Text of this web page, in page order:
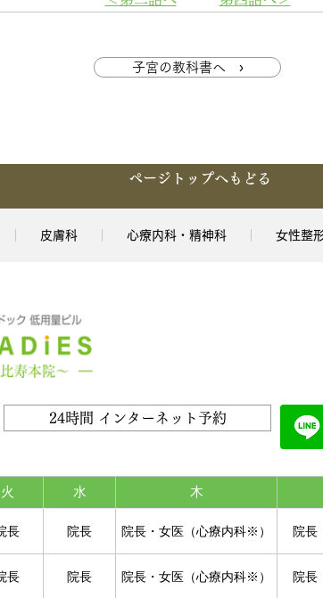
子宮の教科書へ ›
ページトップへもどる
皮膚科 心療内科・精神科 女性整
24時間 インターネット予約
火 水 木
長 院長 院長・女医（心療内科※） 院長
長 院長 院長・女医（心療内科※） 院長